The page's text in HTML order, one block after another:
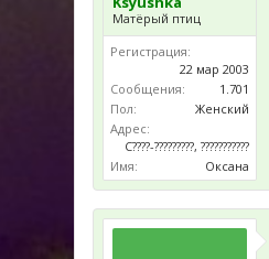
Матёрый птиц
Регистрация:
22 мар 2003
Сообщения:
1.701
Пол:
Женский
Адрес:
C????-?????????, ???????????
Имя:
Оксана